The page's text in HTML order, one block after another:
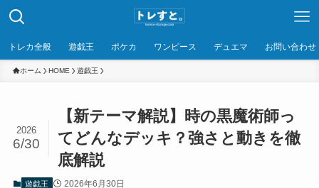
トレカ全般 遊戯王 ポケカ ワンピース デュエマ お問い合わせ
ホーム HOME 遊戯王
【新テーマ解説】時の黒魔術師っ
てどんなデッキ？強さと動きを徹
底解説
2026
6/30
遊戯王 2026年6月30日